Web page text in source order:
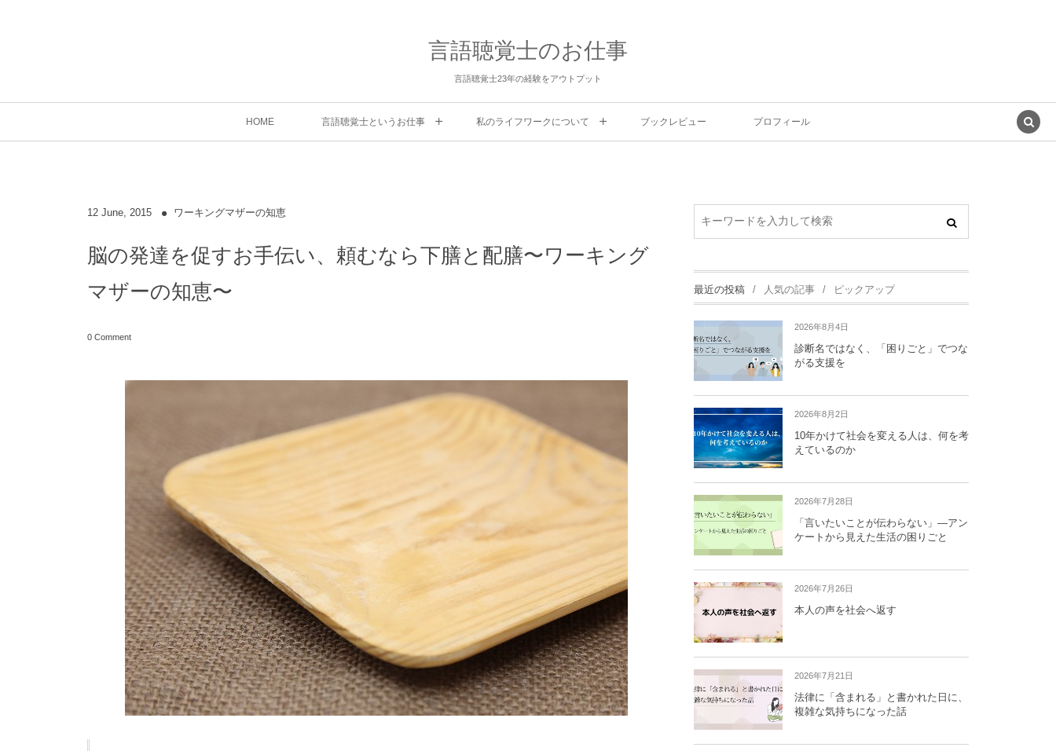
言語聴覚士のお仕事
言語聴覚士23年の経験をアウトプット
HOME 言語聴覚士というお仕事 私のライフワークについて ブックレビュー プロフィール
12 June, 2015 ワーキングマザーの知恵
脳の発達を促すお手伝い、頼むなら下膳と配膳〜ワーキング
マザーの知恵〜
0 Comment
最近の投稿 人気の記事 ピックアップ
2026年8月4日
診断名ではなく、「困りごと」でつな
がる支援を
2026年8月2日
10年かけて社会を変える人は、何を考
えているのか
2026年7月28日
「言いたいことが伝わらない」―アン
ケートから見えた生活の困りごと
2026年7月26日
本人の声を社会へ返す
2026年7月21日
法律に「含まれる」と書かれた日に、
複雑な気持ちになった話